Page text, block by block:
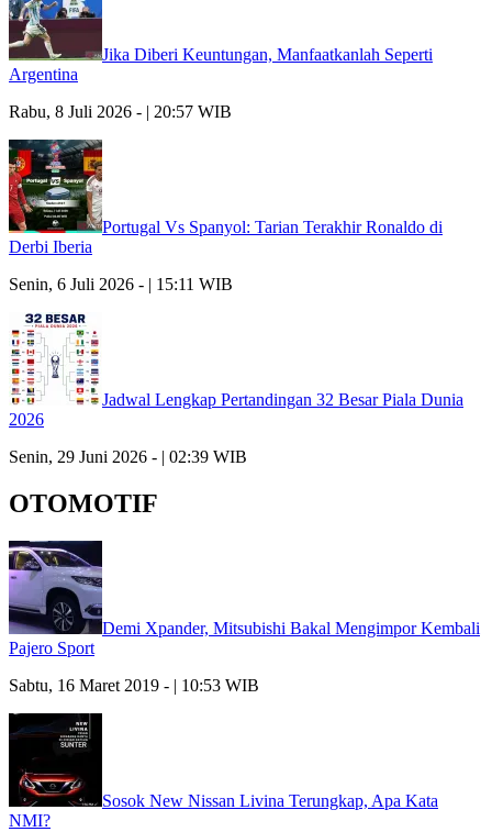
Jika Diberi Keuntungan, Manfaatkanlah Seperti
Argentina
Rabu, 8 Juli 2026 - | 20:57 WIB
Portugal Vs Spanyol: Tarian Terakhir Ronaldo di
Derbi Iberia
Senin, 6 Juli 2026 - | 15:11 WIB
Jadwal Lengkap Pertandingan 32 Besar Piala Dunia
2026
Senin, 29 Juni 2026 - | 02:39 WIB
OTOMOTIF
Demi Xpander, Mitsubishi Bakal Mengimpor Kembali
Pajero Sport
Sabtu, 16 Maret 2019 - | 10:53 WIB
Sosok New Nissan Livina Terungkap, Apa Kata
NMI?